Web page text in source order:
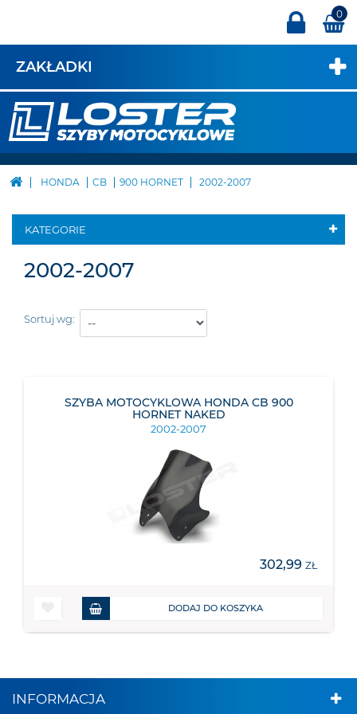
0
ZAKŁADKI
HONDA CB 900 HORNET 2002-2007
KATEGORIE
2002-2007
Sortuj wg:
SZYBA MOTOCYKLOWA HONDA CB 900
HORNET NAKED
2002-2007
302,99 ZŁ
DODAJ DO KOSZYKA
INFORMACJA